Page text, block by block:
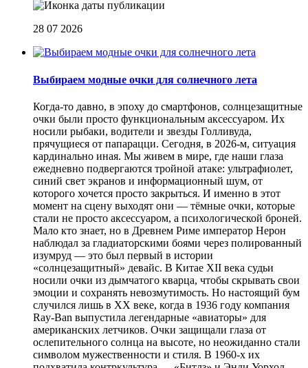
28 07 2026
Выбираем модные очки для солнечного лета
Когда-то давно, в эпоху до смартфонов, солнцезащитные
очки были просто функциональным аксессуаром. Их
носили рыбаки, водители и звезды Голливуда,
прячущиеся от папарацци. Сегодня, в 2026-м, ситуация
кардинально иная. Мы живем в мире, где наши глаза
ежедневно подвергаются тройной атаке: ультрафиолет,
синий свет экранов и информационный шум, от
которого хочется просто закрыться. И именно в этот
момент на сцену выходят они — тёмные очки, которые
стали не просто аксессуаром, а психологической броней.
Мало кто знает, но в Древнем Риме император Нерон
наблюдал за гладиаторскими боями через полированный
изумруд — это был первый в истории
«солнцезащитный» девайс. В Китае XII века судьи
носили очки из дымчатого кварца, чтобы скрывать свои
эмоции и сохранять невозмутимость. Но настоящий бум
случился лишь в XX веке, когда в 1936 году компания
Ray-Ban выпустила легендарные «авиаторы» для
американских летчиков. Очки защищали глаза от
ослепительного солнца на высоте, но неожиданно стали
символом мужественности и стиля. В 1960-х их